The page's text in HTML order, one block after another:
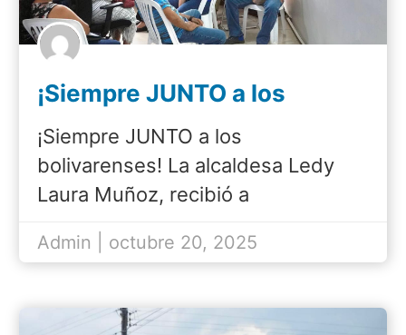
¡Siempre JUNTO a los
¡Siempre JUNTO a los
bolivarenses! La alcaldesa Ledy
Laura Muñoz, recibió a
Admin | octubre 20, 2025